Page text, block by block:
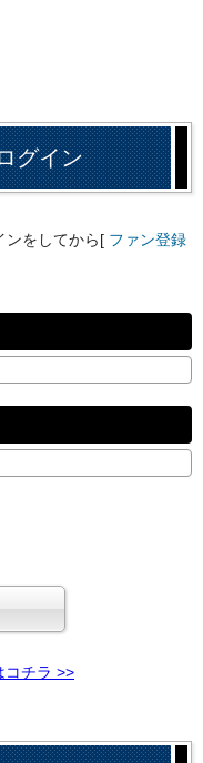
グイン
ンをしてから[ ファン登録
コチラ >>